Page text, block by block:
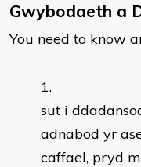
Gwybodaeth a
You need to know
​sut i
adnabod yr
caffael, pryd